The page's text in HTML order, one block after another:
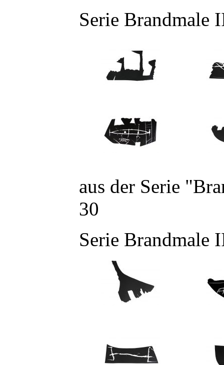
Serie Brandmale
aus der Serie
30
Serie Brandmale